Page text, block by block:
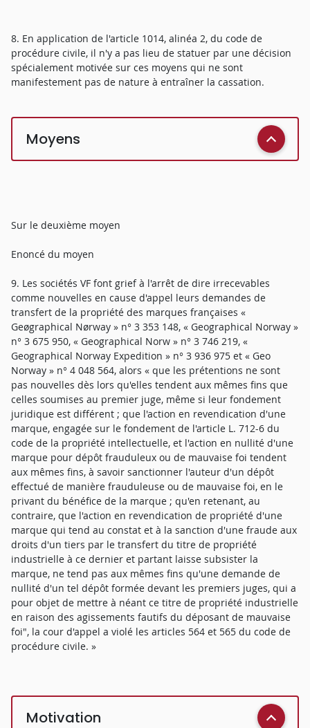
8. En application de l'article 1014, alinéa 2, du code de
procédure civile, il n'y a pas lieu de statuer par une décision
spécialement motivée sur ces moyens qui ne sont
manifestement pas de nature à entraîner la cassation.
Moyens
Sur le deuxième moyen
Enoncé du moyen
9. Les sociétés VF font grief à l'arrêt de dire irrecevables
comme nouvelles en cause d'appel leurs demandes de
transfert de la propriété des marques françaises «
Geøgraphical Nørway » n° 3 353 148, « Geographical Norway »
n° 3 675 950, « Geographical Norw » n° 3 746 219, «
Geographical Norway Expedition » n° 3 936 975 et « Geo
Norway » n° 4 048 564, alors « que les prétentions ne sont
pas nouvelles dès lors qu'elles tendent aux mêmes fins que
celles soumises au premier juge, même si leur fondement
juridique est différent ; que l'action en revendication d'une
marque, engagée sur le fondement de l'article L. 712-6 du
code de la propriété intellectuelle, et l'action en nullité d'une
marque pour dépôt frauduleux ou de mauvaise foi tendent
aux mêmes fins, à savoir sanctionner l'auteur d'un dépôt
effectué de manière frauduleuse ou de mauvaise foi, en le
privant du bénéfice de la marque ; qu'en retenant, au
contraire, que l'action en revendication de propriété d'une
marque qui tend au constat et à la sanction d'une fraude aux
droits d'un tiers par le transfert du titre de propriété
industrielle à ce dernier et partant laisse subsister la
marque, ne tend pas aux mêmes fins qu'une demande de
nullité d'un tel dépôt formée devant les premiers juges, qui a
pour objet de mettre à néant ce titre de propriété industrielle
en raison des agissements fautifs du déposant de mauvaise
foi", la cour d'appel a violé les articles 564 et 565 du code de
procédure civile. »
Motivation